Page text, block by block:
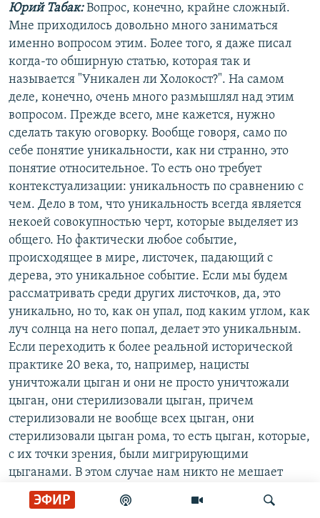
ЭФИР
Юрий Табак:Вопрос, конечно, крайне сложный.
Мне приходилось довольно много заниматься
именно вопросом этим. Более того, я даже писал
когда-то обширную статью, которая так и
называется "Уникален ли Холокост?". На самом
деле, конечно, очень много размышлял над этим
вопросом. Прежде всего, мне кажется, нужно
сделать такую оговорку. Вообще говоря, само по
себе понятие уникальности, как ни странно, это
понятие относительное. То есть оно требует
контекстуализации: уникальность по сравнению с
чем. Дело в том, что уникальность всегда является
некоей совокупностью черт, которые выделяет из
общего. Но фактически любое событие,
происходящее в мире, листочек, падающий с
дерева, это уникальное событие. Если мы будем
рассматривать среди других листочков, да, это
уникально, но то, как он упал, под каким углом, как
луч солнца на него попал, делает это уникальным.
Если переходить к более реальной исторической
практике 20 века, то, например, нацисты
уничтожали цыган и они не просто уничтожали
цыган, они стерилизовали цыган, причем
стерилизовали не вообще всех цыган, они
стерилизовали цыган рома, то есть цыган, которые,
с их точки зрения, были мигрирующими
цыганами. В этом случае нам никто не мешает
сказать, что отношение к народу, которого
стерилизуют и уничтожают по причине их